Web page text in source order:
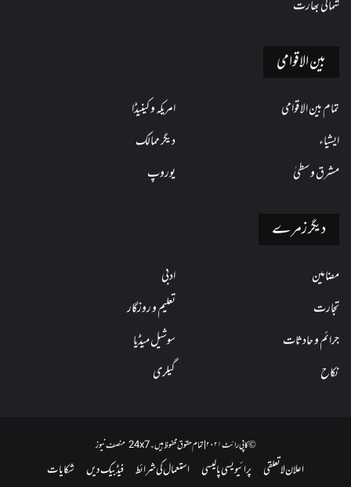
شمالی بھارت
بین الاقوامی
تمام بین الاقوامی
امریکہ و کینیڈا
ایشیاء
دیگر ممالک
مشرق وسطیٰ
یوروپ
دیگر زمرے
مضامین
ادبی
تجارت
تعلیم و روزگار
جرائم و حادثات
سوشیل میڈیا
نکاح
گیلری
© کاپی رائٹ ۲۰۲۱ | تمام حقوق محفوظ ہیں۔ 24x7 منصف نیوز
اعلان لاتعلقی پرائیویسی پالیسی استعمال کی شرائط فیڈبیک دیں شکایات